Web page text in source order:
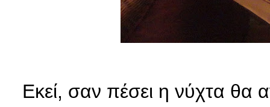
Εκεί, σαν πέσει η νύχτα